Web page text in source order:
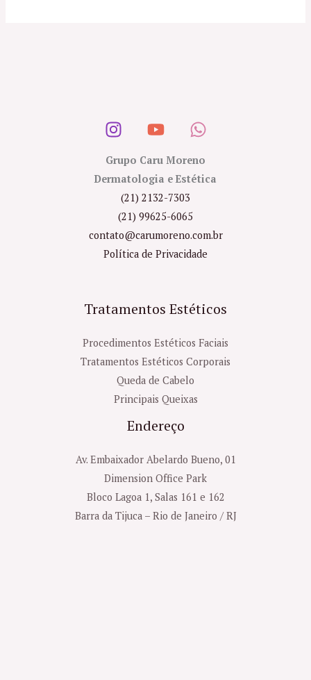
Grupo Caru Moreno
Dermatologia e Estética
(21) 2132-7303
(21) 99625-6065
contato@carumoreno.com.br
Política de Privacidade
Tratamentos Estéticos
Procedimentos Estéticos Faciais
Tratamentos Estéticos Corporais
Queda de Cabelo
Principais Queixas
Endereço
Av. Embaixador Abelardo Bueno, 01
Dimension Office Park
Bloco Lagoa 1, Salas 161 e 162
Barra da Tijuca – Rio de Janeiro / RJ